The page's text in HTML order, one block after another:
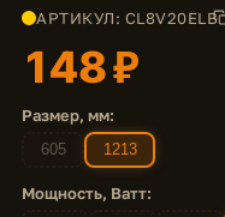
АРТИКУЛ: CL8V20ELB
148 ₽
Размер, мм:
605 1213
Мощность, Ватт: